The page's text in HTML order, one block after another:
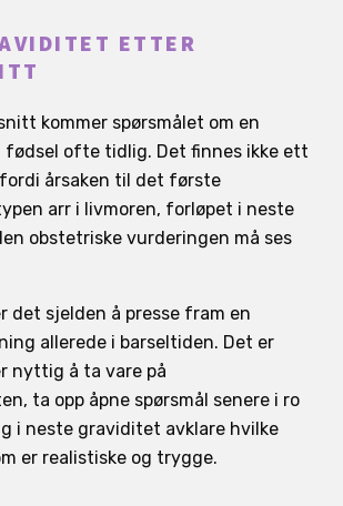
ETTER
kommer spørsmålet om en
fødsel ofte tidlig. Det finnes ikke ett
årsaken til det første
arr i livmoren, forløpet i neste
obstetriske vurderingen må ses
det sjelden å presse fram en
allerede i barseltiden. Det er
nyttig å ta vare på
ta opp åpne spørsmål senere i ro
i neste graviditet avklare hvilke
er realistiske og trygge.